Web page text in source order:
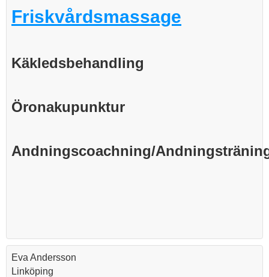
Friskvårdsmassage
Käkledsbehandling
Öronakupunktur
Andningscoachning/
Eva Andersson
Linköping